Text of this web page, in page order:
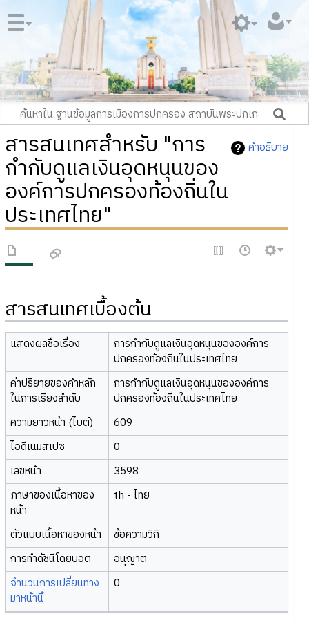
คำอธิบาย
สารสนเทศสำหรับ "การ
กำกับดูแลเงินอุดหนุนของ
องค์การปกครองท้องถิ่นใน
ประเทศไทย"
สารสนเทศเบื้องต้น
แสดงผลชื่อเรื่อง
การกำกับดูแลเงินอุดหนุนขององค์การ
ปกครองท้องถิ่นในประเทศไทย
ค่าปริยายของคำหลัก
ในการเรียงลำดับ
การกำกับดูแลเงินอุดหนุนขององค์การ
ปกครองท้องถิ่นในประเทศไทย
ความยาวหน้า (ไบต์)
609
ไอดีเนมสเปซ
0
เลขหน้า
3598
ภาษาของเนื้อหาของ
หน้า
th - ไทย
ตัวแบบเนื้อหาของหน้า
ข้อความวิกิ
การทำดัชนีโดยบอต
อนุญาต
จำนวนการเปลี่ยนทาง
มาหน้านี้
0